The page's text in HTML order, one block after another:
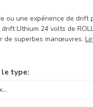
ou une expérience de drift
LIthium 24 volts de
de superbes manœuvres.
type: